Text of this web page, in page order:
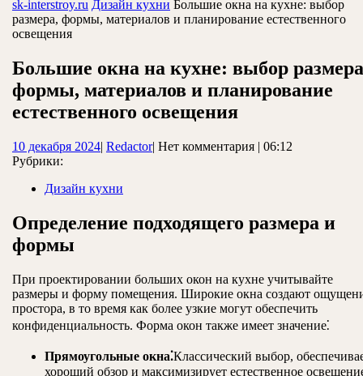
sk-interstroy.ru Дизайн кухни Большие окна на кухне: выбор
размера, формы, материалов и планирование естественного
освещения
Большие окна на кухне: выбор
формы, материалов и планирование
естественного освещения
10 декабря 202410
| RedactorRedactor
| Нет комментария | 06:12
Рубрики:
Дизайн кухни
Определение подходящего размера и
формы
При проектировании больших окон на кухне учитывайте
размеры и форму помещения. Широкие окна создают
простора, в то время как более узкие могут обеспечить
конфиденциальность. Форма окон также имеет значение⁚
Прямоугольные окна⁚Классический выбор,
хороший обзор и максимизирует естественное